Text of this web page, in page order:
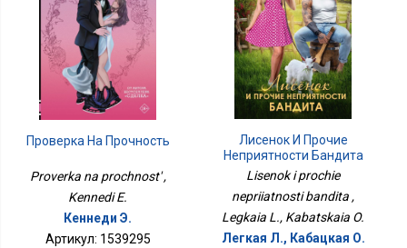
Проверка На Прочность
Proverka na prochnost' ,
Kennedi E.
Кеннеди Э.
Артикул: 1539295
Лисенок И Прочие
Неприятности Бандита
Lisenok i prochie
nepriiatnosti bandita ,
Legkaia L., Kabatskaia O.
Легкая Л., Кабацкая О.